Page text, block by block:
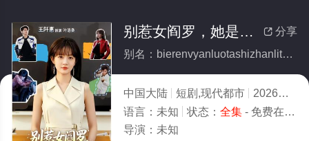
 分享
别惹女阎罗，她是战力天花板(全集)
别名：bierenvyanluotashizhanlitianhuaban
中国大陆 短剧,现代都市 2026
2.0
语言： 未知 状态： 全集- 免费在线观看
导演： 未知